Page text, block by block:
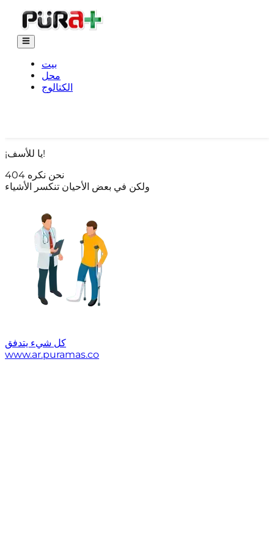
بيت
محل
الكتالوج
¡يا للأسف!
نحن نكره 404
ولكن في بعض الأحيان تنكسر الأشياء
كل شيء يتدفق
www.ar.puramas.co